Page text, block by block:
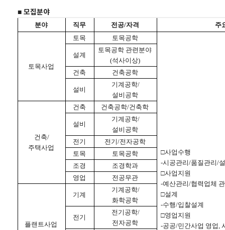
■ 모집분야
분야 직무 전공/자격 주
토목사업
토목 토목공학
□사업수행
-시공관리/품질관리/
□사업지원
-예산관리/협력업체
□설계
-수행/입찰설계
□영업지원
-공공/민간사업 영업,
설계
토목공학 관련분야
(석사이상)
건축
건축공학
설비
기계공학/
설비공학
건축/
주택사업
건축 건축공학/건축학
설비
기계공학/
설비공학
전기
전기/전자공학
토목
토목공학
조경
조경학과
영업
전공무관
플랜트사업
기계
기계공학/
화학공학
전기
전기공학/
전자공학